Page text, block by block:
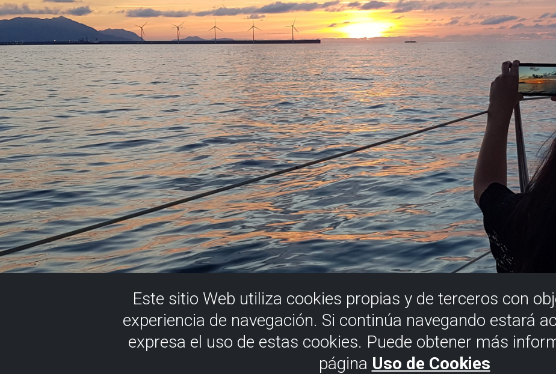
Este sitio Web utiliza cookies propias y de terceros con
experiencia de navegación. Si continúa navegando estará
expresa el uso de estas cookies. Puede obtener más
página Uso de Cookies